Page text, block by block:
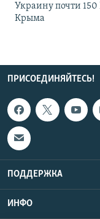
Украину почти 150
Крыма
ПРИСОЕДИНЯЙТЕСЬ!
ПОДДЕРЖКА
ИНФО